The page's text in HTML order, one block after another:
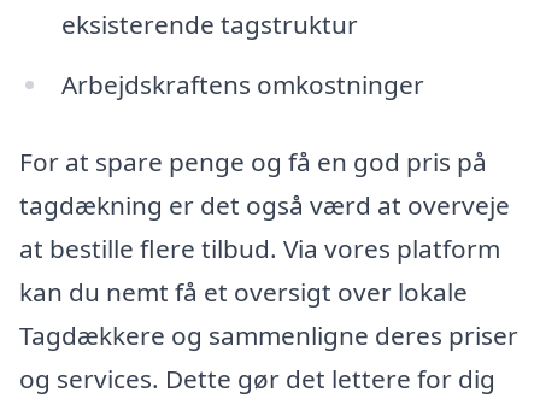
eksisterende tagstruktur
Arbejdskraftens omkostninger
For at spare penge og få en god pris på
tagdækning er det også værd at overveje
at bestille flere tilbud. Via vores platform
kan du nemt få et oversigt over lokale
Tagdækkere og sammenligne deres priser
og services. Dette gør det lettere for dig